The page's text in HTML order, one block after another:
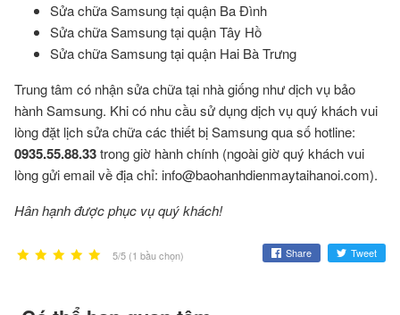
Sửa chữa Samsung tại quận Ba Đình
Sửa chữa Samsung tại quận Tây Hồ
Sửa chữa Samsung tại quận Hai Bà Trưng
Trung tâm có nhận sửa chữa tại nhà giống như dịch vụ bảo
hành Samsung. Khi có nhu cầu sử dụng dịch vụ quý khách vui
lòng đặt lịch sửa chữa các thiết bị Samsung qua số hotline:
0935.55.88.33trong giờ hành chính (ngoài giờ quý khách vui
lòng gửi email về địa chỉ: info@baohanhdienmaytaihanoi.com).
Hân hạnh được phục vụ quý khách!
5/5 (1 bầu chọn) Share Tweet